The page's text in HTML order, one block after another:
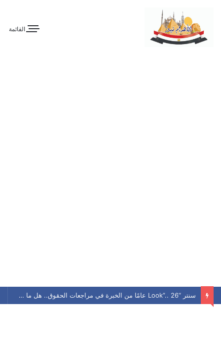
القائمة
سنتر “Look”.. 26 عامًا من الخبرة في مراجعات الحقوق.. هل ما زال يحافظ على مكانته بين الطلاب؟